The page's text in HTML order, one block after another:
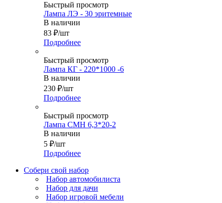
Быстрый просмотр
Лампа ЛЭ - 30 эритемные
В наличии
83 ₽/шт
Подробнее
Быстрый просмотр
Лампа КГ - 220*1000 -6
В наличии
230 ₽/шт
Подробнее
Быстрый просмотр
Лампа СМН 6,3*20-2
В наличии
5 ₽/шт
Подробнее
Собери свой набор
Набор автомобилиста
Набор для дачи
Набор игровой мебели